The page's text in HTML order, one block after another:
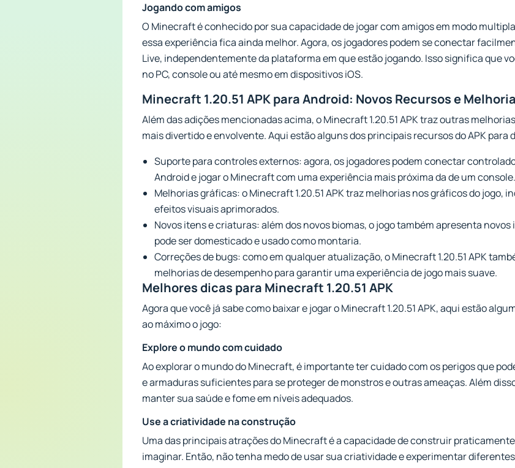
Jogando com amigos
O Minecraft é conhecido por sua capacidade de jogar com amigos em modo
essa experiência fica ainda melhor. Agora, os jogadores podem se conectar
Live, independentemente da plataforma em que estão jogando. Isso significa que
no PC, console ou até mesmo em dispositivos iOS.
Minecraft 1.20.51 APK para Android: Novos Recursos e
Além das adições mencionadas acima, o Minecraft 1.20.51 APK traz outras
mais divertido e envolvente. Aqui estão alguns dos principais recursos do APK para
Suporte para controles externos: agora, os jogadores podem conectar
Android e jogar o Minecraft com uma experiência mais próxima da de um console.
Melhorias gráficas: o Minecraft 1.20.51 APK traz melhorias nos gráficos do jogo,
efeitos visuais aprimorados.
Novos itens e criaturas: além dos novos biomas, o jogo também apresenta
pode ser domesticado e usado como montaria.
Correções de bugs: como em qualquer atualização, o Minecraft 1.20.51 APK
melhorias de desempenho para garantir uma experiência de jogo mais suave.
Melhores dicas para Minecraft 1.20.51 APK
Agora que você já sabe como baixar e jogar o Minecraft 1.20.51 APK, aqui estão
ao máximo o jogo:
Explore o mundo com cuidado
Ao explorar o mundo do Minecraft, é importante ter cuidado com os perigos que
e armaduras suficientes para se proteger de monstros e outras ameaças. Além
manter sua saúde e fome em níveis adequados.
Use a criatividade na construção
Uma das principais atrações do Minecraft é a capacidade de construir
imaginar. Então, não tenha medo de usar sua criatividade e experimentar